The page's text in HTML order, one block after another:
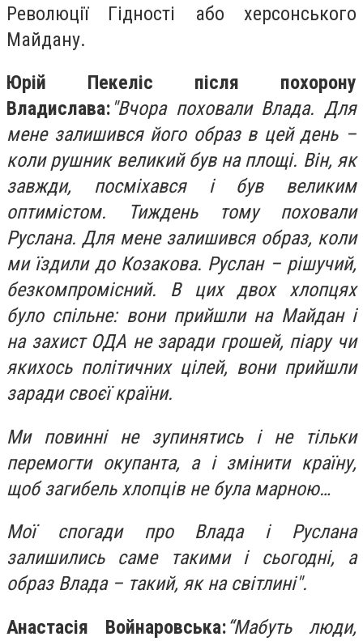
Революції Гідності або херсонського
Майдану.
Юрій Пекеліс після похорону
Владислава:"Вчора поховали Влада. Для
мене залишився його образ в цей день –
коли рушник великий був на площі. Він, як
завжди, посміхався і був великим
оптимістом. Тиждень тому поховали
Руслана. Для мене залишився образ, коли
ми їздили до Козакова. Руслан – рішучий,
безкомпромісний. В цих двох хлопцях
було спільне: вони прийшли на Майдан і
на захист ОДА не заради грошей, піару чи
якихось політичних цілей, вони прийшли
заради своєї країни.
Ми повинні не зупинятись і не тільки
перемогти окупанта, а і змінити країну,
щоб загибель хлопців не була марною…
Мої спогади про Влада і Руслана
залишились саме такими і сьогодні, а
образ Влада – такий, як на світлині".
Анастасія Войнаровська:“Мабуть люди,